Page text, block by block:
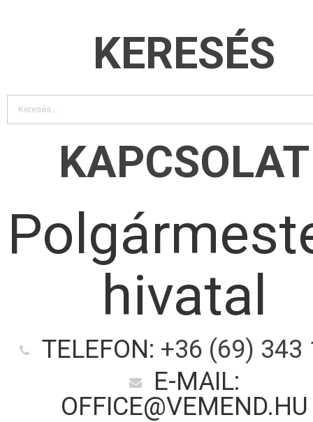
KERESÉS
KAPCSOLAT
hivatal
TELEFON: +36 (69) 343
E-MAIL:
OFFICE@VEMEND.HU